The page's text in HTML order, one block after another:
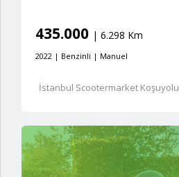
435.000 | 6.298 Km
2022 | Benzinli | Manuel
İstanbul Scootermarket Koşuyolu